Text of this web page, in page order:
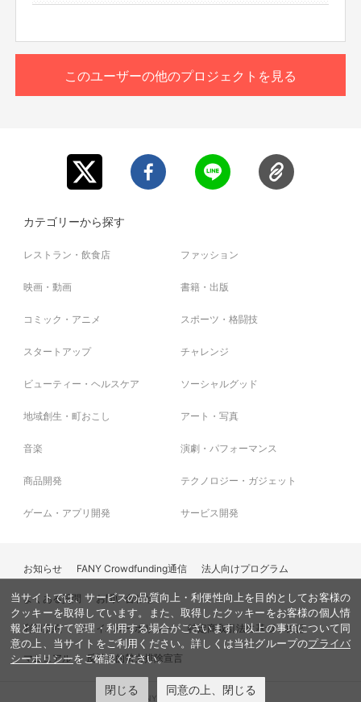
このユーザーの他のプロジェクトを見る
カテゴリーから探す
レストラン・飲食店 ファッション
映画・動画 書籍・出版
コミック・アニメ スポーツ・格闘技
スタートアップ チャレンジ
ビューティー・ヘルスケア ソーシャルグッド
地域創生・町おこし アート・写真
音楽 演劇・パフォーマンス
商品開発 テクノロジー・ガジェット
ゲーム・アプリ開発 サービス開発
お知らせ FANY Crowdfunding通信 法人向けプログラム
よくある質問 お問い合わせ
利用規約 プライバシーポリシー 特定商取引法に基づく表記
マニュアル 反社会的勢力排除宣言
© FANY, All Rights Reserved.
当サイトでは、サービスの品質向上・利便性向上を目的としてお客様の
クッキーを取得しています。また、取得したクッキーをお客様の個人情
報と紐付けて管理・利用する場合がございます。以上の事項について同
意の上、当サイトをご利用ください。詳しくは当社グループのプライバ
シーポリシーをご確認ください。
閉じる 同意の上、閉じる